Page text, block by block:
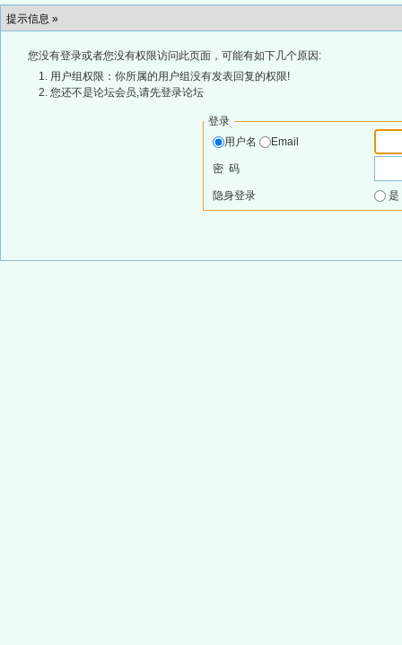
提示信息 »
您没有登录或者您没有权限访问此页面，可能有如下几个原因:
用户组权限：你所属的用户组没有发表回复的权限!
您还不是论坛会员,请先登录论坛
登录
用户名
Email
密 码
隐身登录